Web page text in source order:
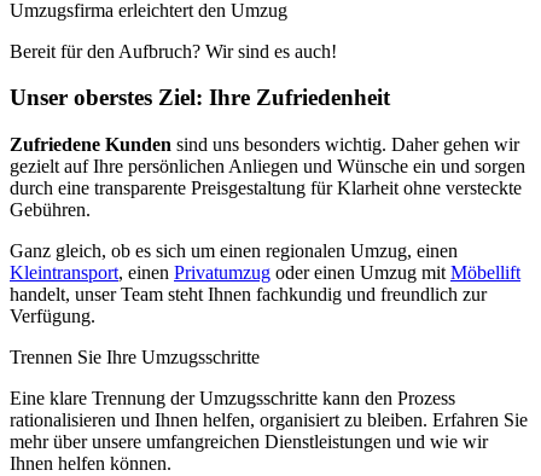
Umzugsfirma erleichtert den Umzug
Bereit für den Aufbruch? Wir sind es auch!
Unser oberstes Ziel: Ihre Zufriedenheit
Zufriedene Kunden sind uns besonders wichtig. Daher gehen wir
gezielt auf Ihre persönlichen Anliegen und Wünsche ein und sorgen
durch eine transparente Preisgestaltung für Klarheit ohne versteckte
Gebühren.
Ganz gleich, ob es sich um einen regionalen Umzug, einen
Kleintransport, einen Privatumzug oder einen Umzug mit Möbellift
handelt, unser Team steht Ihnen fachkundig und freundlich zur
Verfügung.
Trennen Sie Ihre Umzugsschritte
Eine klare Trennung der Umzugsschritte kann den Prozess
rationalisieren und Ihnen helfen, organisiert zu bleiben. Erfahren Sie
mehr über unsere umfangreichen Dienstleistungen und wie wir
Ihnen helfen können.